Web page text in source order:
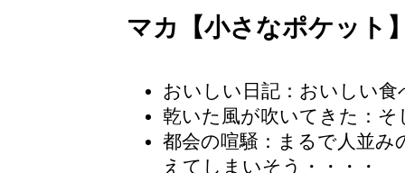
マカ【小さなポケット
おいしい日記 ：おいしい
乾いた風が吹いてきた：
都会の喧騒 ：まるで人並
えてしまいそう・・・・